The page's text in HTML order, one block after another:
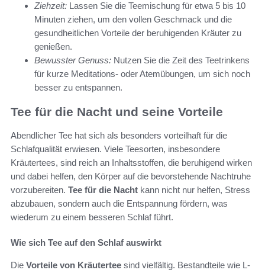
Ziehzeit: Lassen Sie die Teemischung für etwa 5 bis 10
Minuten ziehen, um den vollen Geschmack und die
gesundheitlichen Vorteile der beruhigenden Kräuter zu
genießen.
Bewusster Genuss: Nutzen Sie die Zeit des Teetrinkens
für kurze Meditations- oder Atemübungen, um sich noch
besser zu entspannen.
Tee für die Nacht und seine Vorteile
Abendlicher Tee hat sich als besonders vorteilhaft für die
Schlafqualität erwiesen. Viele Teesorten, insbesondere
Kräutertees, sind reich an Inhaltsstoffen, die beruhigend wirken
und dabei helfen, den Körper auf die bevorstehende Nachtruhe
vorzubereiten. Tee für die Nacht kann nicht nur helfen, Stress
abzubauen, sondern auch die Entspannung fördern, was
wiederum zu einem besseren Schlaf führt.
Wie sich Tee auf den Schlaf auswirkt
Die Vorteile von Kräutertee sind vielfältig. Bestandteile wie L-